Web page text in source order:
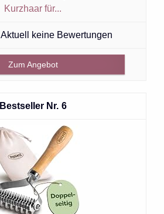
Kurzhaar für...
Aktuell keine Bewertungen
Zum Angebot
6